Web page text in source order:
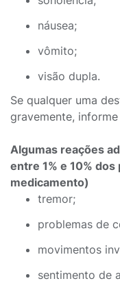
náusea;
vômito;
visão dupla.
Se qualquer uma
gravemente,
Algumas reações
entre 1% e 10%
medicamento)
tremor;
problemas de
movimentos
sentimento de